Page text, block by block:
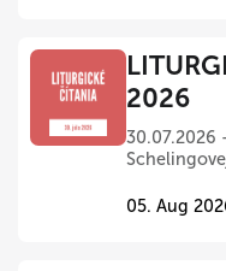
2026
30.07.2026
05. Aug